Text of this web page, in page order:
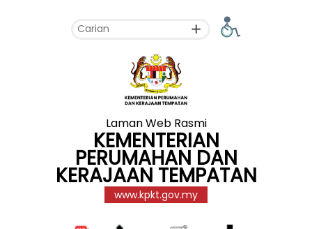
Laman Web Rasmi
KEMENTERIAN
PERUMAHAN DAN
KERAJAAN TEMPATAN
www.kpkt.gov.my